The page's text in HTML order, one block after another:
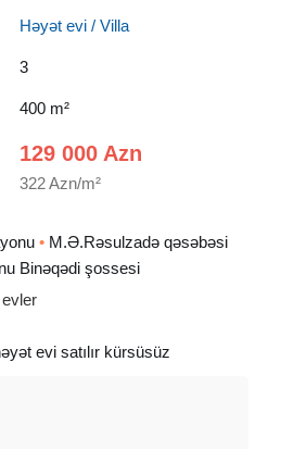
Həyət evi / Villa
3
400 m²
129 000 Azn
322 Azn/m²
• M.Ə.Rəsulzadə qəsəbəsi
Binəqədi şossesi
evi satılır kürsüsüz